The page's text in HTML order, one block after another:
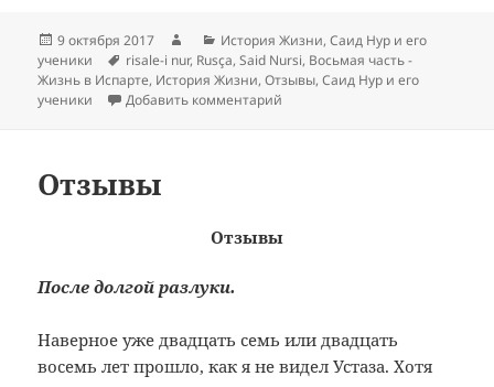
Опубликовано
9 октября 2017 АвторРубрики
История Жизни,Саид Нур и его
ученики
Метки
risale-i nur, Rusça,Said Nursi, Восьмая часть -
Жизнь в Испарте, История Жизни,Отзывы,Саид Нур и его
ученики
Добавить комментарий
Отзывы
Отзывы
После долгой разлуки.
Наверное уже двадцать семь или двадцать
восемь лет прошло, как я не видел Устаза. Хотя